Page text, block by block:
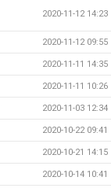
2020-11-12 14:23
2020-11-12 09:55
2020-11-11 14:35
2020-11-11 10:26
2020-11-03 12:34
2020-10-22 09:41
2020-10-21 14:15
2020-10-14 10:41